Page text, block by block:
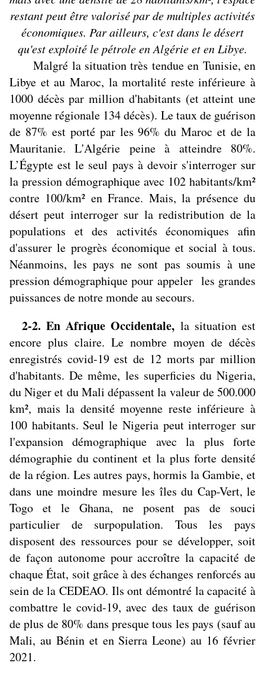
restant peut être valorisé par de multiples activités
économiques. Par ailleurs, c'est dans le désert
qu'est exploité le pétrole en Algérie et en Libye.
Malgré la situation très tendue en Tunisie, en
Libye et au Maroc, la mortalité reste inférieure à
1000 décès par million d'habitants (et atteint une
moyenne régionale 134 décès). Le taux de guérison
de 87% est porté par les 96% du Maroc et de la
Mauritanie. L'Algérie peine à atteindre 80%.
L’Égypte est le seul pays à devoir s'interroger sur
la pression démographique avec 102 habitants/km²
contre 100/km² en France. Mais, la présence du
désert peut interroger sur la redistribution de la
populations et des activités économiques afin
d'assurer le progrès économique et social à tous.
Néanmoins, les pays ne sont pas soumis à une
pression démographique pour appeler les grandes
puissances de notre monde au secours.
2-2. En Afrique Occidentale, la situation est
encore plus claire. Le nombre moyen de décès
enregistrés covid-19 est de 12 morts par million
d'habitants. De même, les superficies du Nigeria,
du Niger et du Mali dépassent la valeur de 500.000
km², mais la densité moyenne reste inférieure à
100 habitants. Seul le Nigeria peut interroger sur
l'expansion démographique avec la plus forte
démographie du continent et la plus forte densité
de la région. Les autres pays, hormis la Gambie, et
dans une moindre mesure les îles du Cap-Vert, le
Togo et le Ghana, ne posent pas de souci
particulier de surpopulation. Tous les pays
disposent des ressources pour se développer, soit
de façon autonome pour accroître la capacité de
chaque État, soit grâce à des échanges renforcés au
sein de la CEDEAO. Ils ont démontré la capacité à
combattre le covid-19, avec des taux de guérison
de plus de 80% dans presque tous les pays (sauf au
Mali, au Bénin et en Sierra Leone) au 16 février
2021.